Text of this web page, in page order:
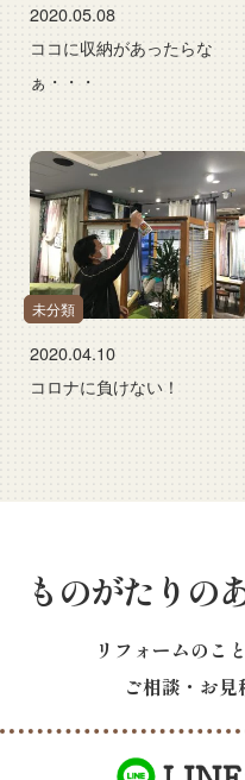
2020.05.08
ココに収納があったらな
ぁ・・・
未分類
2020.04.10
コロナに負けない！
ものがたりの
リフォームのこ
ご相談・お見